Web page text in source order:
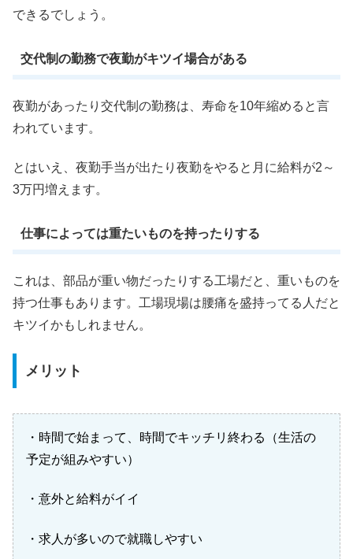
できるでしょう。
交代制の勤務で夜勤がキツイ場合がある
夜勤があったり交代制の勤務は、寿命を10年縮めると言
われています。
とはいえ、夜勤手当が出たり夜勤をやると月に給料が2～
3万円増えます。
仕事によっては重たいものを持ったりする
これは、部品が重い物だったりする工場だと、重いものを
持つ仕事もあります。工場現場は腰痛を盛持ってる人だと
キツイかもしれません。
メリット
・時間で始まって、時間でキッチリ終わる（生活の
予定が組みやすい）
・意外と給料がイイ
・求人が多いので就職しやすい